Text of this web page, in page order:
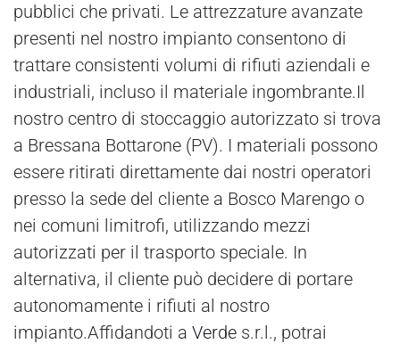
pubblici che privati. Le attrezzature avanzate
presenti nel nostro impianto consentono di
trattare consistenti volumi di rifiuti aziendali e
industriali, incluso il materiale ingombrante.Il
nostro centro di stoccaggio autorizzato si trova
a Bressana Bottarone (PV). I materiali possono
essere ritirati direttamente dai nostri operatori
presso la sede del cliente a Bosco Marengo o
nei comuni limitrofi, utilizzando mezzi
autorizzati per il trasporto speciale. In
alternativa, il cliente può decidere di portare
autonomamente i rifiuti al nostro
impianto.Affidandoti a Verde s.r.l., potrai